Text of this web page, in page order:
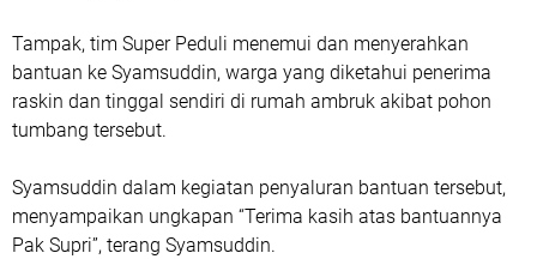
Tampak, tim Super Peduli menemui dan menyerahkan
bantuan ke Syamsuddin, warga yang diketahui penerima
raskin dan tinggal sendiri di rumah ambruk akibat pohon
tumbang tersebut.
Syamsuddin dalam kegiatan penyaluran bantuan tersebut,
menyampaikan ungkapan “Terima kasih atas bantuannya
Pak Supri”, terang Syamsuddin.